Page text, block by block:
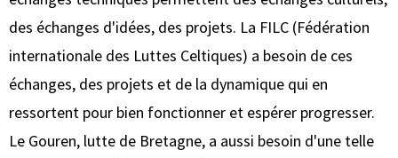
des échanges d'idées, des projets. La FILC (Fédération
internationale des Luttes Celtiques) a besoin de ces
échanges, des projets et de la dynamique qui en
ressortent pour bien fonctionner et espérer progresser.
Le Gouren, lutte de Bretagne, a aussi besoin d'une telle